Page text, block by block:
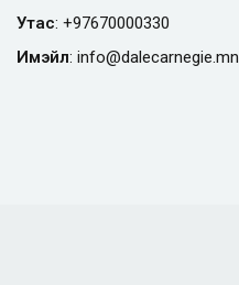
Утас: +97670000330
Имэйл: info@dalecarnegie.mn